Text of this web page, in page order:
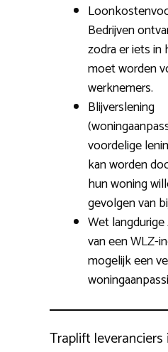
Bedrijven
zodra er iets
moet worden
werknemers.
Blijverslening
voordelige
kan worden
hun woning
gevolgen van
Wet
van een WLZ-
mogelijk een
Traplift